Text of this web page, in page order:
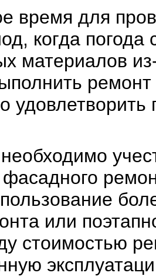
время для
когда
материалов
или
стоимостью